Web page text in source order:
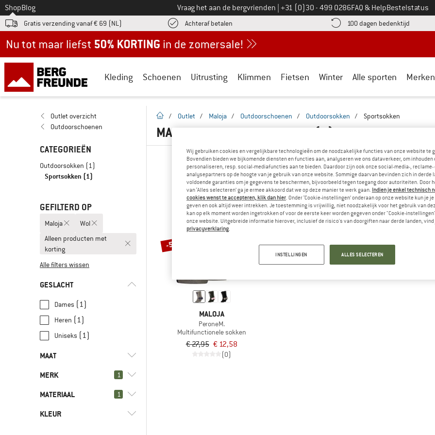
Naar
ShopBlog Vraag het aan de bergvrienden Bel ons op
+31 (0)30 - 499 0286FAQ & HelpBestelstatus
Gratis verzending vanaf € 69 (NL) Achteraf betalen vind de betalingsinformatie hier! Opent in een infovak
100 dagen bedenktijd Vind
Kleding Schoenen Uitrusting Klimmen Fietsen Winter Alle sporten Merken
Outlet overzicht
Outdoorschoenen
CATEGORIEËN
Outdoorsokken (1)
Sportsokken (1)
GEFILTERD OP
Maloja
Wol
Alleen producten met
korting
Alle filters wissen
GESLACHT
Dames (1)
Heren (1)
Uniseks (1)
MAAT
36 43
46
MERK 1
MATERIAAL 1
Wol
KLEUR
Startpagina
/ Outlet / Maloja / Outdoorschoenen / Outdoorsokken / Sportsokken
MALOJA SPORTSOKKEN SALE(1)
-55%
MALOJA
PeroneM.
Multifunctionele sokken
€ 27,95 € 12,58
(0)
Wij gebruiken cookies en vergelijkbare technologieën om de noodzakelijke functies van onze website te
Bovendien bieden we bijkomende diensten en functies aan, analyseren we ons dataverkeer, om inhouden
personaliseren, resp. social-mediafuncties aan te bieden. Daardoor zijn ook onze social-media-, reclame-
analysepartners op de hoogte van je gebruik van onze website. Sommige daarvan bevinden zich in derde
voldoende garanties om je gegevens te beschermen, bijvoorbeeld tegen toegang door autoriteiten. Door
van ‘Alles selecteren’ ga je ermee akkoord dat we op deze manier te werk gaan. Indien je enkel technisch
cookies wenst te accepteren, klik dan hier . Onder ‘Cookie-instellingen’ onderaan op onze website kun je
geven en ook altijd weer intrekken. Je toestemming is vrijwillig, niet noodzakelijk voor het gebruik van
kan op elk moment worden ingetrokken of voor de eerste keer worden gegeven onder "Cookie-
onze website. Uitgebreide informatie hierover, inclusief de risico's van doorgiften naar derde landen, vind
privacyverklaring
INSTELLINGEN ALLES SELECTEREN